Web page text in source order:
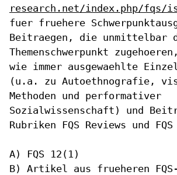
research.net/index.php/fqs/
fuer fruehere
Beitraegen, die unmittelbar
Themenschwerpunkt
wie immer ausgewaehlte
(u.a. zu Autoethnografie,
Methoden und performativer
Sozialwissenschaft) und
Rubriken FQS Reviews und
A) FQS 12(1)
B) Artikel aus frueheren FQS-